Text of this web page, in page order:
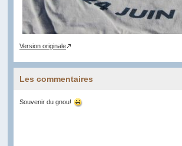
Version originale
Les commentaires
Souvenir du gnou!